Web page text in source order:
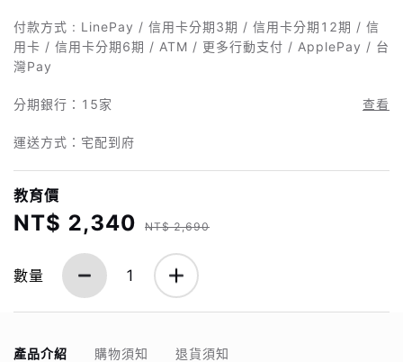
付款方式 : LinePay / 信用卡分期3期 / 信用卡分期12期 / 信
用卡 / 信用卡分期6期 / ATM / 更多行動支付 / ApplePay / 台
灣Pay
分期銀行： 15家 查看
運送方式：宅配到府
教育價
NT$ 2,340 NT$ 2,690
數量 1
產品介紹 購物須知 退貨須知